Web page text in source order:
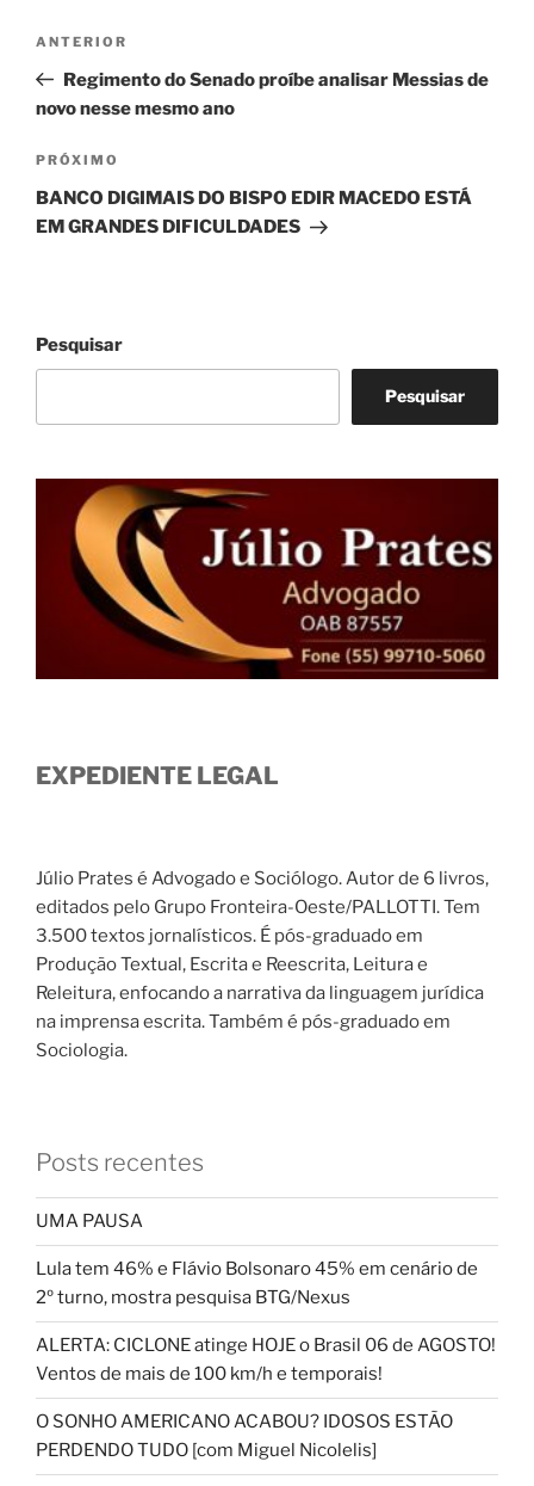
Post
Post
anterior
ANTERIOR
Regimento do Senado proíbe analisar Messias de
novo nesse mesmo ano
Próximo
post
PRÓXIMO
BANCO DIGIMAIS DO BISPO EDIR MACEDO ESTÁ
EM GRANDES DIFICULDADES
Pesquisar
Pesquisar
EXPEDIENTE LEGAL
Júlio Prates é Advogado e Sociólogo. Autor de 6 livros,
editados pelo Grupo Fronteira-Oeste/PALLOTTI. Tem
3.500 textos jornalísticos. É pós-graduado em
Produção Textual, Escrita e Reescrita, Leitura e
Releitura, enfocando a narrativa da linguagem jurídica
na imprensa escrita. Também é pós-graduado em
Sociologia.
Posts recentes
UMA PAUSA
Lula tem 46% e Flávio Bolsonaro 45% em cenário de
2º turno, mostra pesquisa BTG/Nexus
ALERTA: CICLONE atinge HOJE o Brasil 06 de AGOSTO!
Ventos de mais de 100 km/h e temporais!
O SONHO AMERICANO ACABOU? IDOSOS ESTÃO
PERDENDO TUDO [com Miguel Nicolelis]